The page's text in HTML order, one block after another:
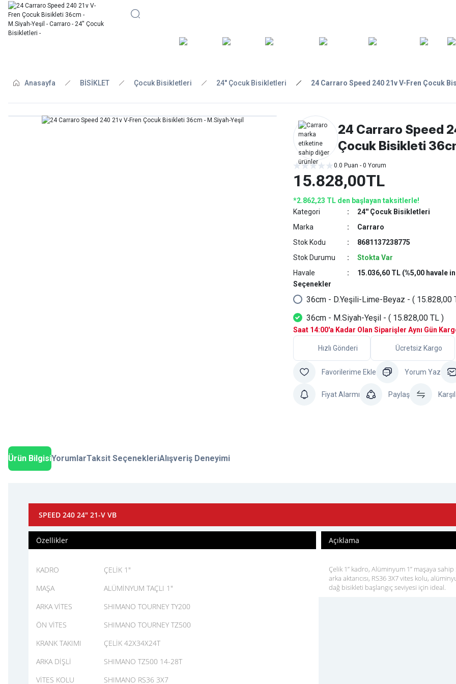
BİSİKLET AKSESUARLAR ASKI/TAŞIMA TAMİR/BAKIM
Anasayfa BİSİKLET Çocuk Bisikletleri 24'' Çocuk Bisikletleri 24 Carraro Speed 240 21v V-Fren Çocuk
24 Carraro Speed
Çocuk Bisikleti
0.0 Puan - 0 Yorum
15.828,00TL
*2.862,23 TL den başlayan taksitlerle!
Kategori
24'' Çocuk Bisikletleri
Marka
Carraro
Stok Kodu
8681137238775
Stok Durumu
Stokta Var
Havale
15.036,60 TL (%5,00 havale
Saat 14:00'a Kadar Olan Siparişler Aynı Gün
Seçenekler
36cm - D.Yeşili-Lime-Beyaz - ( 15.828,00
36cm - M.Siyah-Yeşil - ( 15.828,00 TL )
Hızlı Gönderi Ücretsiz Kargo
Yorum Yaz
Fiyat Alarmı Paylaş
Ürün BilgisiYorumlarTaksit SeçenekleriAlışveriş Deneyimi
SPEED 240 24" 21-V VB
Özellikler
KADRO
ÇELİK 1"
MAŞA
ALÜMİNYUM TAÇLI 1"
ARKA VİTES
SHIMANO TOURNEY TY200
ÖN VİTES
SHIMANO TOURNEY TZ500
KRANK TAKIMI
ÇELİK 42X34X24T
ARKA DİŞLİ
SHIMANO TZ500 14-28T
VİTES KOLU
SHIMANO RS36 3X7
Açıklama
Çelik 1” kadro, Alüminyum 1” maşaya
arka aktarıcısı, RS36 3X7 vites kolu,
dağ bisikleti başlangıç seviyesi için ideal.